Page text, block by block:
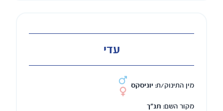
עדי
מין התינוק/ת: יוניסקס
מקור השם: תנ"ך